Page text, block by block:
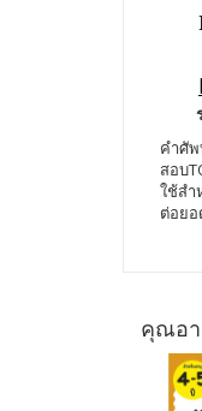
คำศั
สอบ
ใช้สำ
ต่อยอ
คุณอา